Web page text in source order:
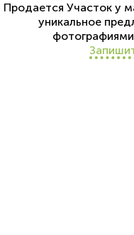
Продается Участок у
уникальное